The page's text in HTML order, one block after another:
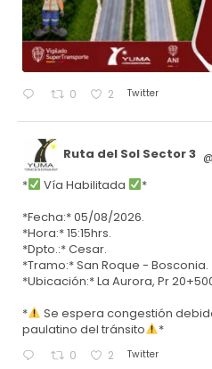
0 2 Twitter
Ruta del Sol Sector 3
* Vía Habilitada
*
*Fecha:* 05/08/2026.
*Hora:* 15:15hrs.
*Dpto.:* Cesar.
*Tramo:* San Roque - Bosconia.
*Ubicación:* La Aurora, Pr
*
Se espera congestión
paulatino del tránsito
*
0 2 Twitter